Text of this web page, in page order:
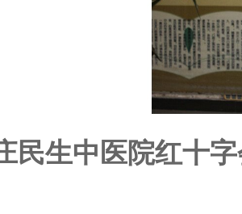
民生中医院红十